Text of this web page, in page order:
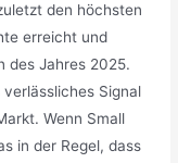
den höchsten
erreicht und
des Jahres 2025.
Signal
Wenn Small
in der Regel, dass